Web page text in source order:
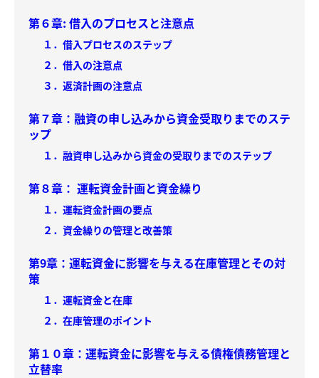
第６章: 借入のプロセスと注意点
１．借入プロセスのステップ
２．借入の注意点
３．返済計画の注意点
第７章：融資の申し込みから資金受取りまでのステ
ップ
１．融資申し込みから資金の受取りまでのステップ
第８章： 運転資金計画と資金繰り
１．運転資金計画の要点
２．資金繰りの管理と改善策
第9章：運転資金に影響を与える在庫管理とその対
策
１．運転資金と在庫
２．在庫管理のポイント
第１０章：運転資金に影響を与える債権債務管理と
立替率